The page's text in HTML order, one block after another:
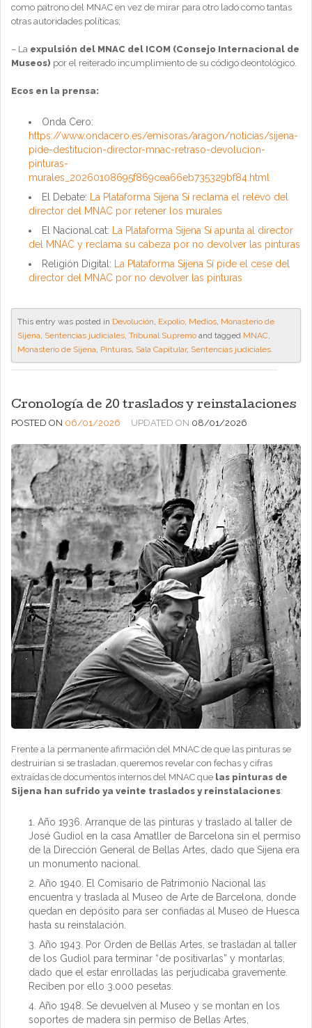
como patrono del MNAC en vez de mirar para otro lado como tantas
otras autoridades políticas;
– La expulsión del MNAC del ICOM (Consejo Internacional de
Museos) por el reiterado incumplimiento de su código deontológico.
Ecos en la prensa:
Onda Cero:
https://www.ondacero.es/emisoras/aragon/noticias/sijena-
pide-destitucion-director-mnac-retraso-devolucion-
pinturas-
murales_20260108695f869cea66eb735329bf84.html
El Debate: La Plataforma Sijena Sí reclama el relevo del
director del MNAC por retener los murales
El Nacional.cat: La Plataforma Sijena Sí apunta al director
del MNAC y reclama su cabeza por no devolver las pinturas
Religión Digital: La Plataforma Sijena Sí pide el cese del
director del MNAC por no devolver las pinturas
This entry was posted in Devolución, Expolio, Medios, Monasterio de
Sijena, Sentencias judiciales, Tribunal Supremo and tagged MNAC,
Monasterio de Sijena, Pinturas, Sala Capitular, Sentencias judiciales.
Cronología de 20 traslados y reinstalaciones
POSTED ON 06/01/2026 UPDATED ON 08/01/2026
Frente a la permanente afirmación del MNAC de que las pinturas se
destruirían si se trasladan, queremos revelar con fechas y cifras
extraídas de documentos internos del MNAC que las pinturas de
Sijena han sufrido ya veinte traslados y reinstalaciones:
Año 1936. Arranque de las pinturas y traslado al taller de
José Gudiol en la casa Amatller de Barcelona sin el permiso
de la Dirección General de Bellas Artes, dado que Sijena era
un monumento nacional.
Año 1940. El Comisario de Patrimonio Nacional las
encuentra y traslada al Museo de Arte de Barcelona, donde
quedan en depósito para ser confiadas al Museo de Huesca
hasta su reinstalación.
Año 1943. Por Orden de Bellas Artes, se trasladan al taller
de los Gudiol para terminar “de positivarlas” y montarlas,
dado que el estar enrolladas las perjudicaba gravemente.
Reciben por ello 3.000 pesetas.
Año 1948. Se devuelven al Museo y se montan en los
soportes de madera sin permiso de Bellas Artes,